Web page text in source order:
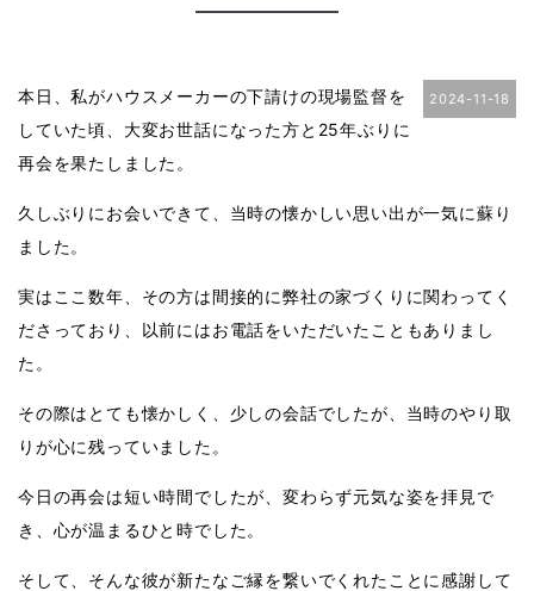
2024-11-18
本日、私がハウスメーカーの下請けの現場監督を
していた頃、大変お世話になった方と25年ぶりに
再会を果たしました。
久しぶりにお会いできて、当時の懐かしい思い出が一気に蘇り
ました。
実はここ数年、その方は間接的に弊社の家づくりに関わってく
ださっており、以前にはお電話をいただいたこともありまし
た。
その際はとても懐かしく、少しの会話でしたが、当時のやり取
りが心に残っていました。
今日の再会は短い時間でしたが、変わらず元気な姿を拝見で
き、心が温まるひと時でした。
そして、そんな彼が新たなご縁を繋いでくれたことに感謝して